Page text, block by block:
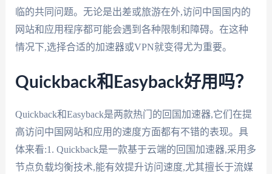
临的共同问题。无论是出差或旅游在外,访问中国国内的
网站和应用程序都可能会遇到各种限制和障碍。在这种
情况下,选择合适的加速器或VPN就变得尤为重要。
Quickback和Easyback好用吗？
Quickback和Easyback是两款热门的回国加速器,它们在提
高访问中国网站和应用的速度方面都有不错的表现。具
体来看:1. Quickback是一款基于云端的回国加速器,采用多
节点负载均衡技术,能有效提升访问速度,尤其擅长于流媒